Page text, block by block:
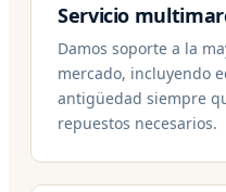
Servicio
Damos soporte a la
mercado, incluyendo
antigüedad siempre
repuestos necesarios.